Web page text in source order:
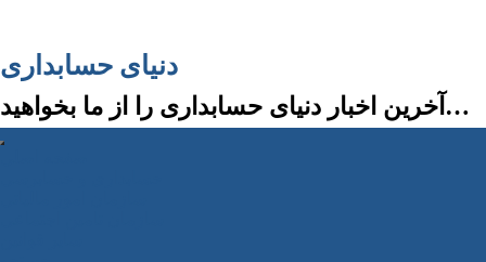
دنیای حسابداری
آخرین اخبار دنیای حسابداری را از ما بخواهید…